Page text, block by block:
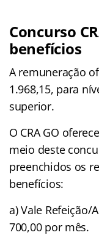
Concurso
benefícios
A remuneração
1.968,15, para
superior.
O CRA GO
meio deste
preenchidos os
benefícios:
a) Vale Refeição/
700,00 por mês.